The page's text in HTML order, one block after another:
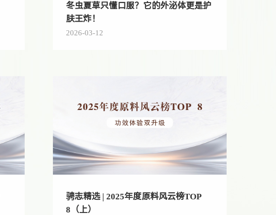
冬虫夏草只懂口服？它的外泌体更是护
肤王炸！
2026-03-12
骋志精选 | 2025年度原料风云榜TOP
8（上）